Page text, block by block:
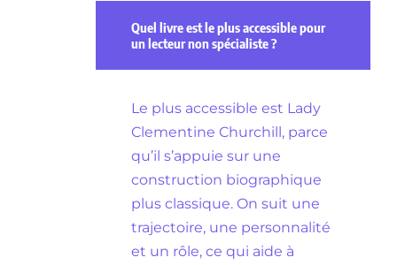
Quel livre est le plus accessible pour
un lecteur non spécialiste ?
Le plus accessible est Lady
Clementine Churchill, parce
qu’il s’appuie sur une
construction biographique
plus classique. On suit une
trajectoire, une personnalité
et un rôle, ce qui aide à